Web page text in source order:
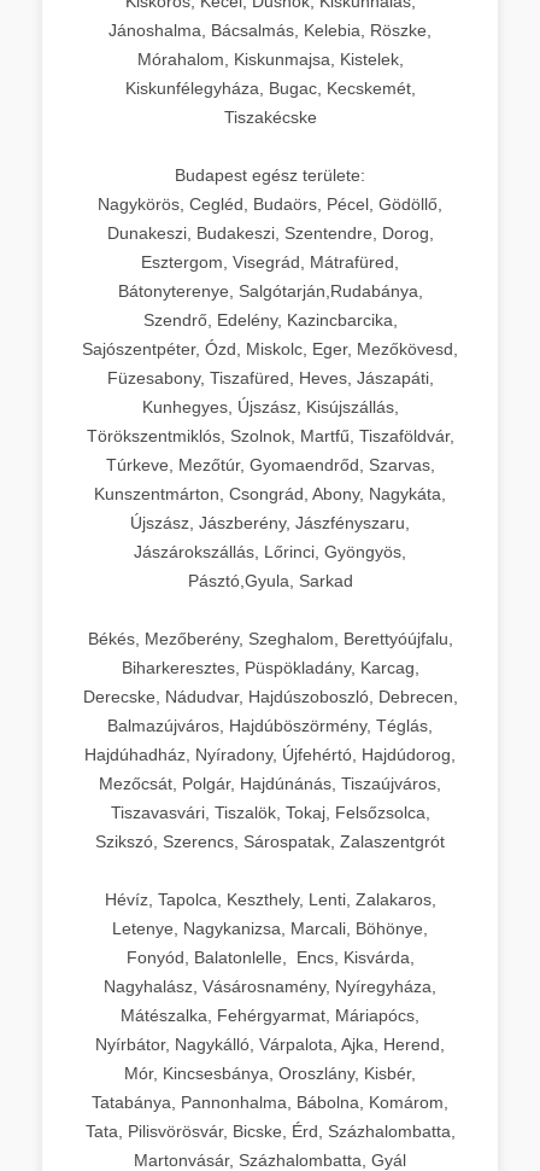
Jánoshalma, Bácsalmás, Kelebia, Röszke,
Mórahalom, Kiskunmajsa, Kistelek,
Kiskunfélegyháza, Bugac, Kecskemét,
Tiszakécske
Budapest egész területe:
Nagykörös, Cegléd, Budaörs, Pécel, Gödöllő,
Dunakeszi, Budakeszi, Szentendre, Dorog,
Esztergom, Visegrád, Mátrafüred,
Bátonyterenye, Salgótarján,Rudabánya,
Szendrő, Edelény, Kazincbarcika,
Sajószentpéter, Ózd, Miskolc, Eger, Mezőkövesd,
Füzesabony, Tiszafüred, Heves, Jászapáti,
Kunhegyes, Újszász, Kisújszállás,
Törökszentmiklós, Szolnok, Martfű, Tiszaföldvár,
Túrkeve, Mezőtúr, Gyomaendrőd, Szarvas,
Kunszentmárton, Csongrád, Abony, Nagykáta,
Újszász, Jászberény, Jászfényszaru,
Jászárokszállás, Lőrinci, Gyöngyös,
Pásztó,Gyula, Sarkad
Békés, Mezőberény, Szeghalom, Berettyóújfalu,
Biharkeresztes, Püspökladány, Karcag,
Derecske, Nádudvar, Hajdúszoboszló, Debrecen,
Balmazújváros, Hajdúböszörmény, Téglás,
Hajdúhadház, Nyíradony, Újfehértó, Hajdúdorog,
Mezőcsát, Polgár, Hajdúnánás, Tiszaújváros,
Tiszavasvári, Tiszalök, Tokaj, Felsőzsolca,
Szikszó, Szerencs, Sárospatak, Zalaszentgrót
Hévíz, Tapolca, Keszthely, Lenti, Zalakaros,
Letenye, Nagykanizsa, Marcali, Böhönye,
Fonyód, Balatonlelle, Encs, Kisvárda,
Nagyhalász, Vásárosnamény, Nyíregyháza,
Mátészalka, Fehérgyarmat, Máriapócs,
Nyírbátor, Nagykálló, Várpalota, Ajka, Herend,
Mór, Kincsesbánya, Oroszlány, Kisbér,
Tatabánya, Pannonhalma, Bábolna, Komárom,
Tata, Pilisvörösvár, Bicske, Érd, Százhalombatta,
Martonvásár, Százhalombatta, Gyál